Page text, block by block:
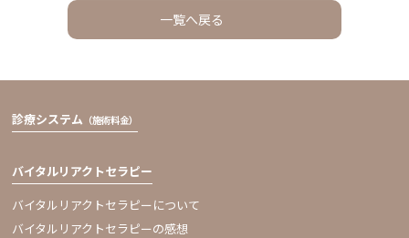
一覧へ戻る
診療システム （施術料金）
バイタルリアクトセラピー
バイタルリアクトセラピーについて
バイタルリアクトセラピーの感想